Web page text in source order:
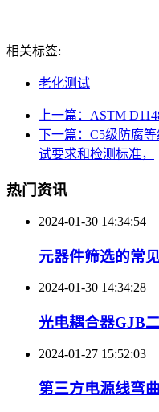
相关标签:
老化测试
上一篇：ASTM
下一篇：C5级防腐
试要求和检测标准，
热门资讯
2024-01-30 14:34:54
元器件筛选的常
2024-01-30 14:34:28
光电耦合器GJB
2024-01-27 15:52:03
第三方电源线弯